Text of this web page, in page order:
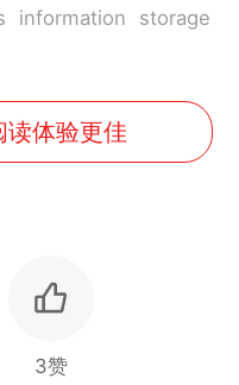
information storage
体验更佳
3赞